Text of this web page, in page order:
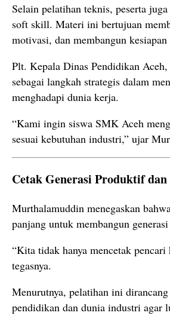
Selain pelatihan teknis, peserta
soft skill. Materi ini bertujuan
motivasi, dan membangun
Plt. Kepala Dinas Pendidikan
sebagai langkah strategis dalam
menghadapi dunia kerja.
“Kami ingin siswa SMK Aceh
sesuai kebutuhan industri,” ujar
Cetak Generasi Produktif
Murthalamuddin menegaskan
panjang untuk membangun
“Kita tidak hanya mencetak
tegasnya.
Menurutnya, pelatihan ini dirancang
pendidikan dan dunia industri agar